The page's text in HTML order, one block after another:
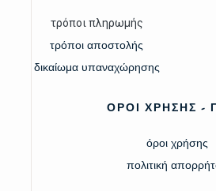
τρόποι πληρωμής
τρόποι αποστολής
δικαίωμα υπαναχώρησης
ΟΡΟΙ ΧΡΗΣΗΣ -
όροι χρήσης
πολιτική